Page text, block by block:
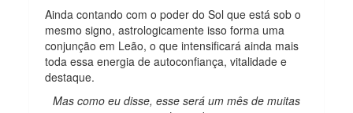
Ainda contando com o poder do Sol que está sob o
mesmo signo, astrologicamente isso forma uma
conjunção em Leão, o que intensificará ainda mais
toda essa energia de autoconfiança, vitalidade e
destaque.
Mas como eu disse, esse será um mês de muitas